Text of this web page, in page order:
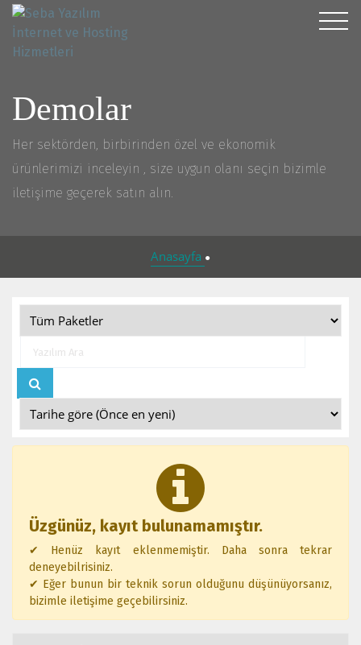
Demolar
Her sektörden, birbirinden özel ve ekonomik
ürünlerimizi inceleyin , size uygun olanı seçin bizimle
iletişime geçerek satın alın.
Anasayfa ●
Üzgünüz, kayıt bulunamamıştır.
✔ Henüz kayıt eklenmemiştir. Daha sonra tekrar
deneyebilrisiniz.
✔ Eğer bunun bir teknik sorun olduğunu düşünüyorsanız,
bizimle iletişime geçebilirsiniz.